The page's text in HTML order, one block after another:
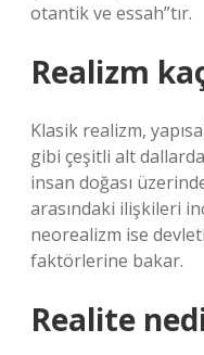
otantik ve essah”tır.
Realizm
Klasik realizm,
gibi çeşitli alt
insan doğası
arasındaki ilişkileri
neorealizm ise
faktörlerine bakar.
Realite